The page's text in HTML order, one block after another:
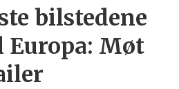
bilstedene
Møt